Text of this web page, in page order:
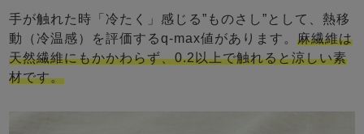
手が触れた時「冷たく」感じる”ものさし”として、熱移
動（冷温感）を評価するq-max値があります。麻繊維は
天然繊維にもかかわらず、0.2以上で触れると涼しい素
材です。